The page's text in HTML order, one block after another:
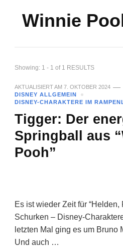
Winnie
Showing: 1 - 1 of 1 RESULTS
AKTUALISIERT AM 7. OKTOBER 2024
DISNEY ALLGEMEIN
DISNEY-CHARAKTERE IM
Tigger: Der
Springball aus
Pooh”
Es ist wieder Zeit für
Schurken – Disney-
letzten Mal ging es um Bruno
Und auch …